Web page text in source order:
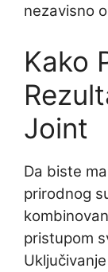
nezavisno
Kako
Joint
Da biste
prirodnog
pristupom